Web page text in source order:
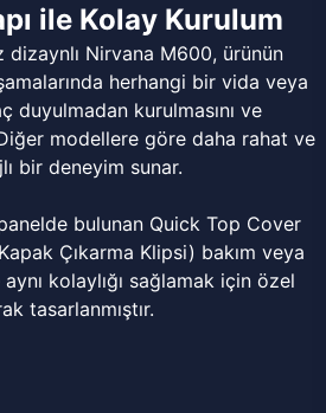
ile Kolay Kurulum
dizaynlı Nirvana M600, ürünün
herhangi bir vida veya
duyulmadan kurulmasını ve
Diğer modellere göre daha rahat ve
bir deneyim sunar.
bulunan Quick Top Cover
Çıkarma Klipsi) bakım veya
kolaylığı sağlamak için özel
tasarlanmıştır.